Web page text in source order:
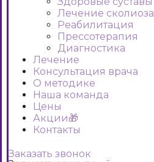
Лечение сколиоза
Реабилитация
Прессотерапия
Диагностика
Лечение
Консультация врача
О методике
Наша команда
Цены
Акции🎁
Контакты
Заказать звонок